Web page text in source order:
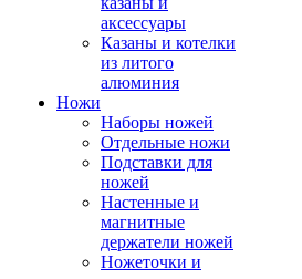
аксессуары
Казаны и котелки
из литого
алюминия
Ножи
Наборы ножей
Отдельные ножи
Подставки для
ножей
Настенные и
магнитные
держатели ножей
Ножеточки и